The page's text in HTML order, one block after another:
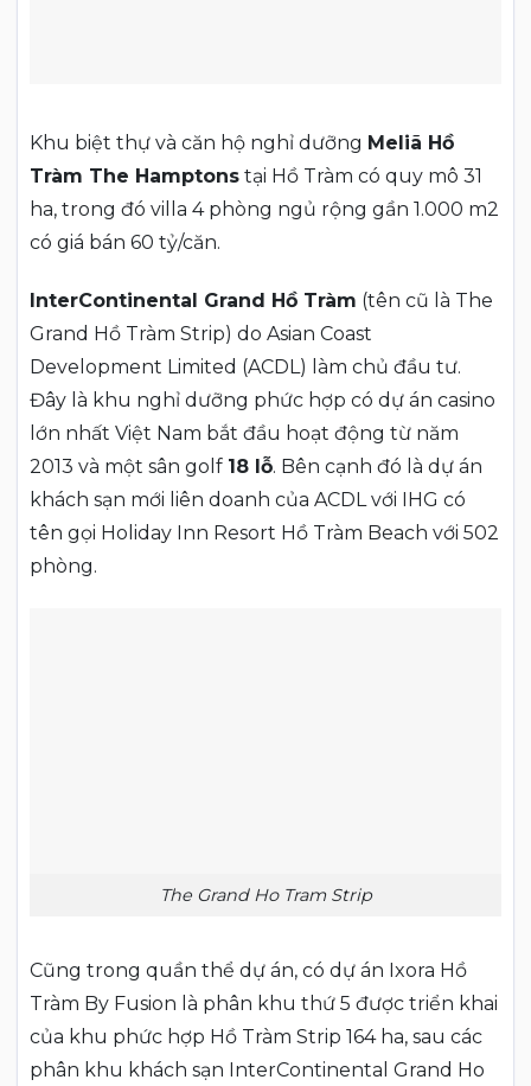
Khu biệt thự và căn hộ nghỉ dưỡng Meliã Hồ
Tràm The Hamptons tại Hồ Tràm có quy mô 31
ha, trong đó villa 4 phòng ngủ rộng gần 1.000 m2
có giá bán 60 tỷ/căn.
InterContinental Grand Hồ Tràm (tên cũ là The
Grand Hồ Tràm Strip) do Asian Coast
Development Limited (ACDL) làm chủ đầu tư.
Đây là khu nghỉ dưỡng phức hợp có dự án casino
lớn nhất Việt Nam bắt đầu hoạt động từ năm
2013 và một sân golf 18 lỗ. Bên cạnh đó là dự án
khách sạn mới liên doanh của ACDL với IHG có
tên gọi Holiday Inn Resort Hồ Tràm Beach với 502
phòng.
The Grand Ho Tram Strip
Cũng trong quần thể dự án, có dự án Ixora Hồ
Tràm By Fusion là phân khu thứ 5 được triển khai
của khu phức hợp Hồ Tràm Strip 164 ha, sau các
phân khu khách sạn InterContinental Grand Ho